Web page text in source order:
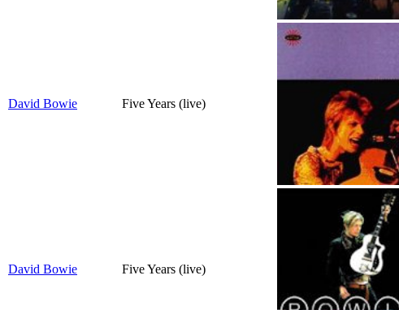
David Bowie Five Years (live)
David Bowie Five Years (live)